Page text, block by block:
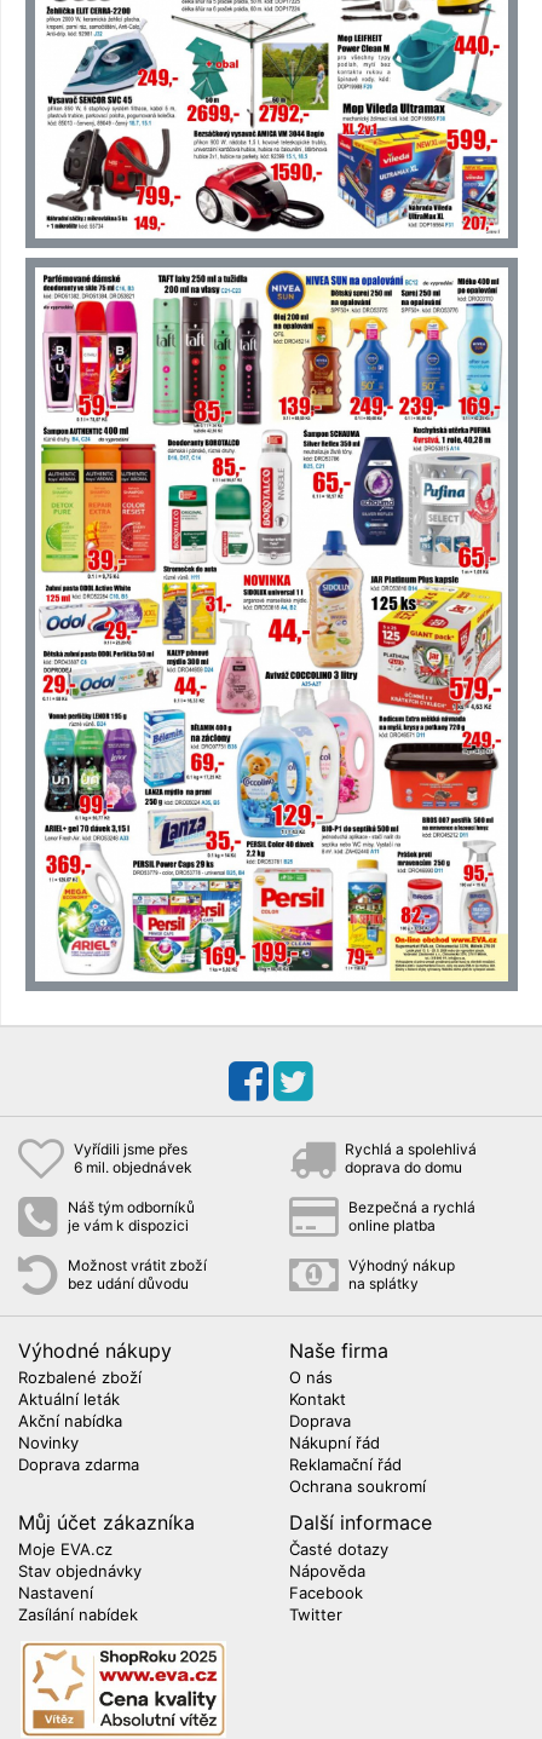
Vyřídili jsme přes
6 mil. objednávek
Rychlá a spolehlivá
doprava do domu
Náš tým odborníků
je vám k dispozici
Bezpečná a rychlá
online platba
Možnost vrátit zboží
bez udání důvodu
Výhodný nákup
na splátky
Výhodné nákupy
Rozbalené zboží
Aktuální leták
Akční nabídka
Novinky
Doprava zdarma
Naše firma
O nás
Kontakt
Doprava
Nákupní řád
Reklamační řád
Ochrana soukromí
Můj účet zákazníka
Moje EVA.cz
Stav objednávky
Nastavení
Zasílání nabídek
Další informace
Časté dotazy
Nápověda
Facebook
Twitter